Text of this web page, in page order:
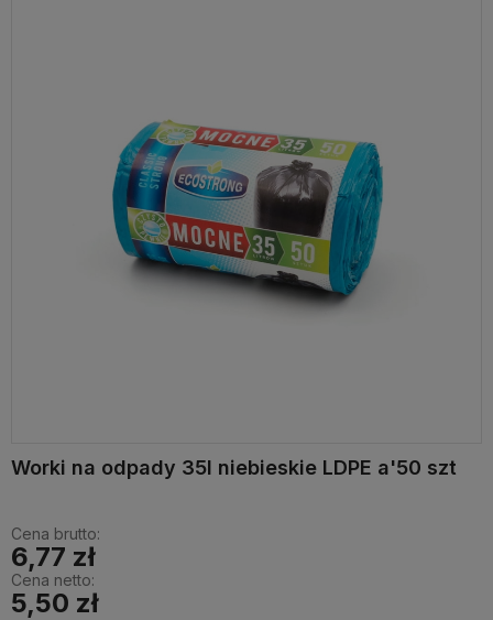
Worki na odpady 35l niebieskie LDPE a'50 szt
Cena brutto:
6,77 zł
Cena netto:
5,50 zł